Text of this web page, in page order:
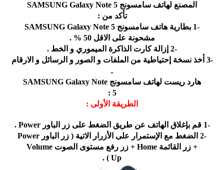
ﺍﻟﻤﺼﻨﻊ ﻟﻬﺎﺗﻒ ﺳﺎﻣﺴﻮﻧﺞ SAMSUNG Galaxy Note 5
ﺗﺄﻛﺪ ﻣﻦ :
ﻣﺸﺤﻮﻧﺔ ﻋﻠﻰ ﺍﻻﻗﻞ 50 % .
ﻫﺎﺭﺩ ﺭﻳﺴﺖ ﻟﻬﺎﺗﻒ ﺳﺎﻣﺴﻮﻧﺞ SAMSUNG Galaxy Note
ﺍﻟﻄﺮﻳﻘﺔ ﺍﻷﻭﻟﻰ :
+ ﺯﺭ ﺍﻟﻘﺎﺋﻤﺔ Home + ﺯﺭ ﺭﻓﻊ ﻣﺴﺘﻮﻯ ﺍﻟﺼﻮﺕ Volume